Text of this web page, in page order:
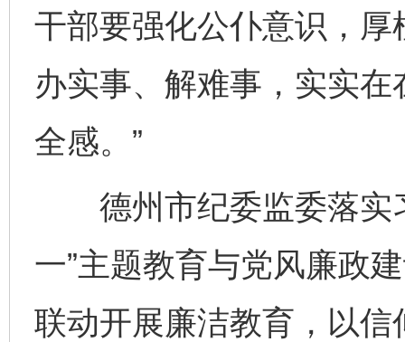
干部要强化公仆意识，
办实事、解难事，实实
全感。”
德州市纪委监委落实
一”主题教育与党风廉政
联动开展廉洁教育，以